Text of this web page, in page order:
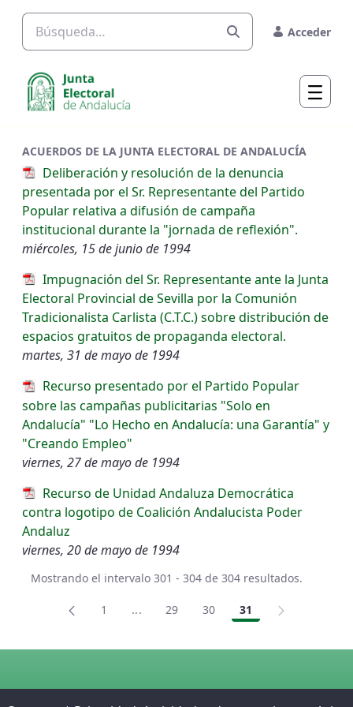
Saltar al contenido principal
Acceder
ACUERDOS DE LA JUNTA ELECTORAL DE ANDALUCÍA
Deliberación y resolución de la denuncia
presentada por el Sr. Representante del Partido
Popular relativa a difusión de campaña
institucional durante la "jornada de reflexión".
miércoles, 15 de junio de 1994
Impugnación del Sr. Representante ante la Junta
Electoral Provincial de Sevilla por la Comunión
Tradicionalista Carlista (C.T.C.) sobre distribución de
espacios gratuitos de propaganda electoral.
martes, 31 de mayo de 1994
Recurso presentado por el Partido Popular
sobre las campañas publicitarias "Solo en
Andalucía" "Lo Hecho en Andalucía: una Garantía" y
"Creando Empleo"
viernes, 27 de mayo de 1994
Recurso de Unidad Andaluza Democrática
contra logotipo de Coalición Andalucista Poder
Andaluz
viernes, 20 de mayo de 1994
Mostrando el intervalo 301 - 304 de 304 resultados.
Página
1 ...Páginas intermedias Use TAB para
Página
29 Página
30 Página
31